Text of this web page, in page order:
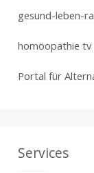
gesund-leben-
homöopathie tv
Portal für
Services